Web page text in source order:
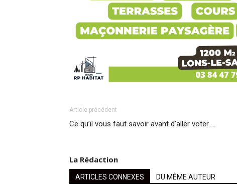
Article précédent
Ce qu’il vous faut savoir avant d’aller voter….
La Rédaction
ARTICLES CONNEXES DU MÊME AUTEUR